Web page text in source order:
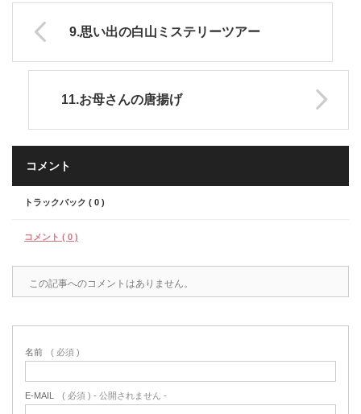
9.思い出の白山ミステリーツアー
11.お母さんの唐揚げ
コメント
トラックバック ( 0 )
コメント ( 0 )
この記事へのコメントはありません。
名前 ( 必須 )
E-MAIL ( 必須 ) - 公開されません -